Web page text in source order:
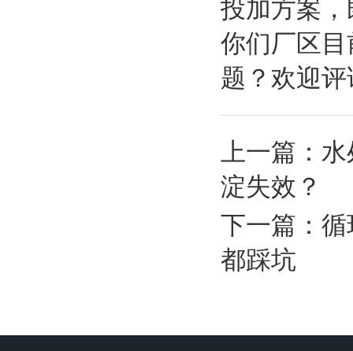
投加方案
你们厂区
题？欢迎
上一篇： 水
淀失效？
下一篇： 循
都踩坑